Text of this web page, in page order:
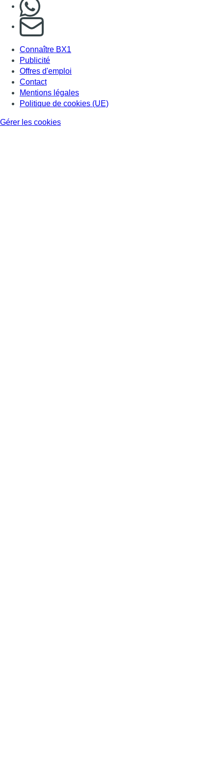
S'abonner à notre newsletter
Connaître BX1
Publicité
Offres d'emploi
Contact
Mentions légales
Politique de cookies (UE)
Gérer les cookies